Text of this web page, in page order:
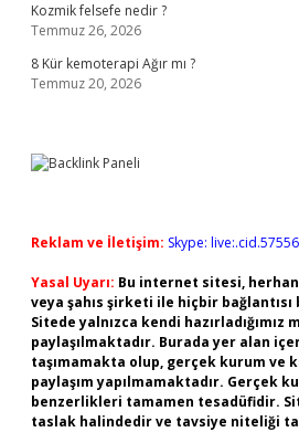
Kozmik felsefe nedir ?
Temmuz 26, 2026
8 Kür kemoterapi Ağır mı ?
Temmuz 20, 2026
Reklam ve İletişim: Skype:
Yasal Uyarı: Bu internet sitesi,
veya şahıs şirketi ile hiçbir
Sitede yalnızca kendi hazırladığımız
paylaşılmaktadır. Burada yer alan
taşımamakta olup, gerçek kurum ve
paylaşım yapılmamaktadır. Gerçek
benzerlikleri tamamen tesadüfidir.
taslak halindedir ve tavsiye niteliği